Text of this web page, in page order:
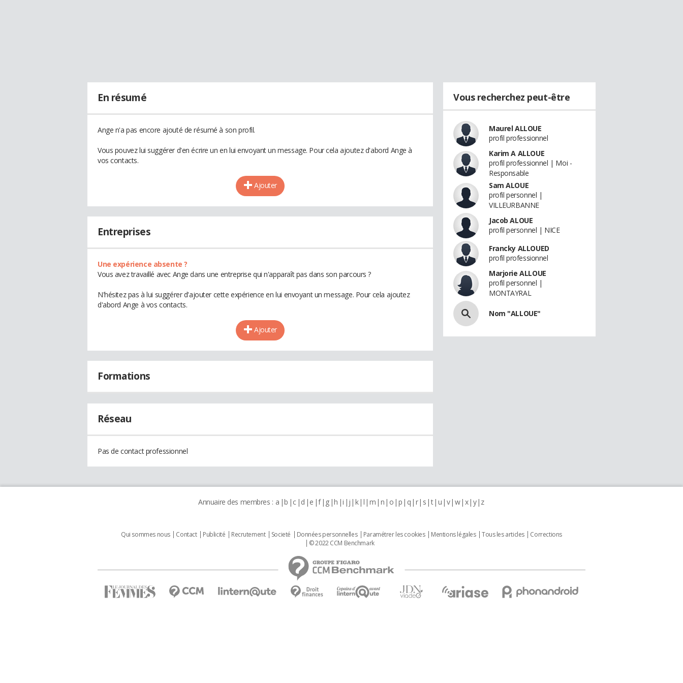
En résumé
Ange n'a pas encore ajouté de résumé à son profil.
Vous pouvez lui suggérer d'en écrire un en lui envoyant un message. Pour cela ajoutez d'abord Ange à
vos contacts.
Ajouter
Entreprises
Une expérience absente ?
Vous avez travaillé avec Ange dans une entreprise qui n'apparaît pas dans son parcours ?
N'hésitez pas à lui suggérer d'ajouter cette expérience en lui envoyant un message. Pour cela ajoutez
d'abord Ange à vos contacts.
Ajouter
Formations
Réseau
Pas de contact professionnel
Vous recherchez peut-être
Maurel ALLOUE
profil professionnel
Karim A ALLOUE
profil professionnel | Moi -
Responsable
Sam ALOUE
profil personnel |
VILLEURBANNE
Jacob ALOUE
profil personnel | NICE
Francky ALLOUED
profil professionnel
Marjorie ALLOUE
profil personnel |
MONTAYRAL
Nom "ALLOUE"
Annuaire des membres : a b c d e f g h i j k l m n o p q r s t u v w x y z
Qui sommes nous Contact Publicité Recrutement Societé Données personnelles Paramétrer les cookies Mentions légales Tous les articles
Corrections
© 2022 CCM Benchmark